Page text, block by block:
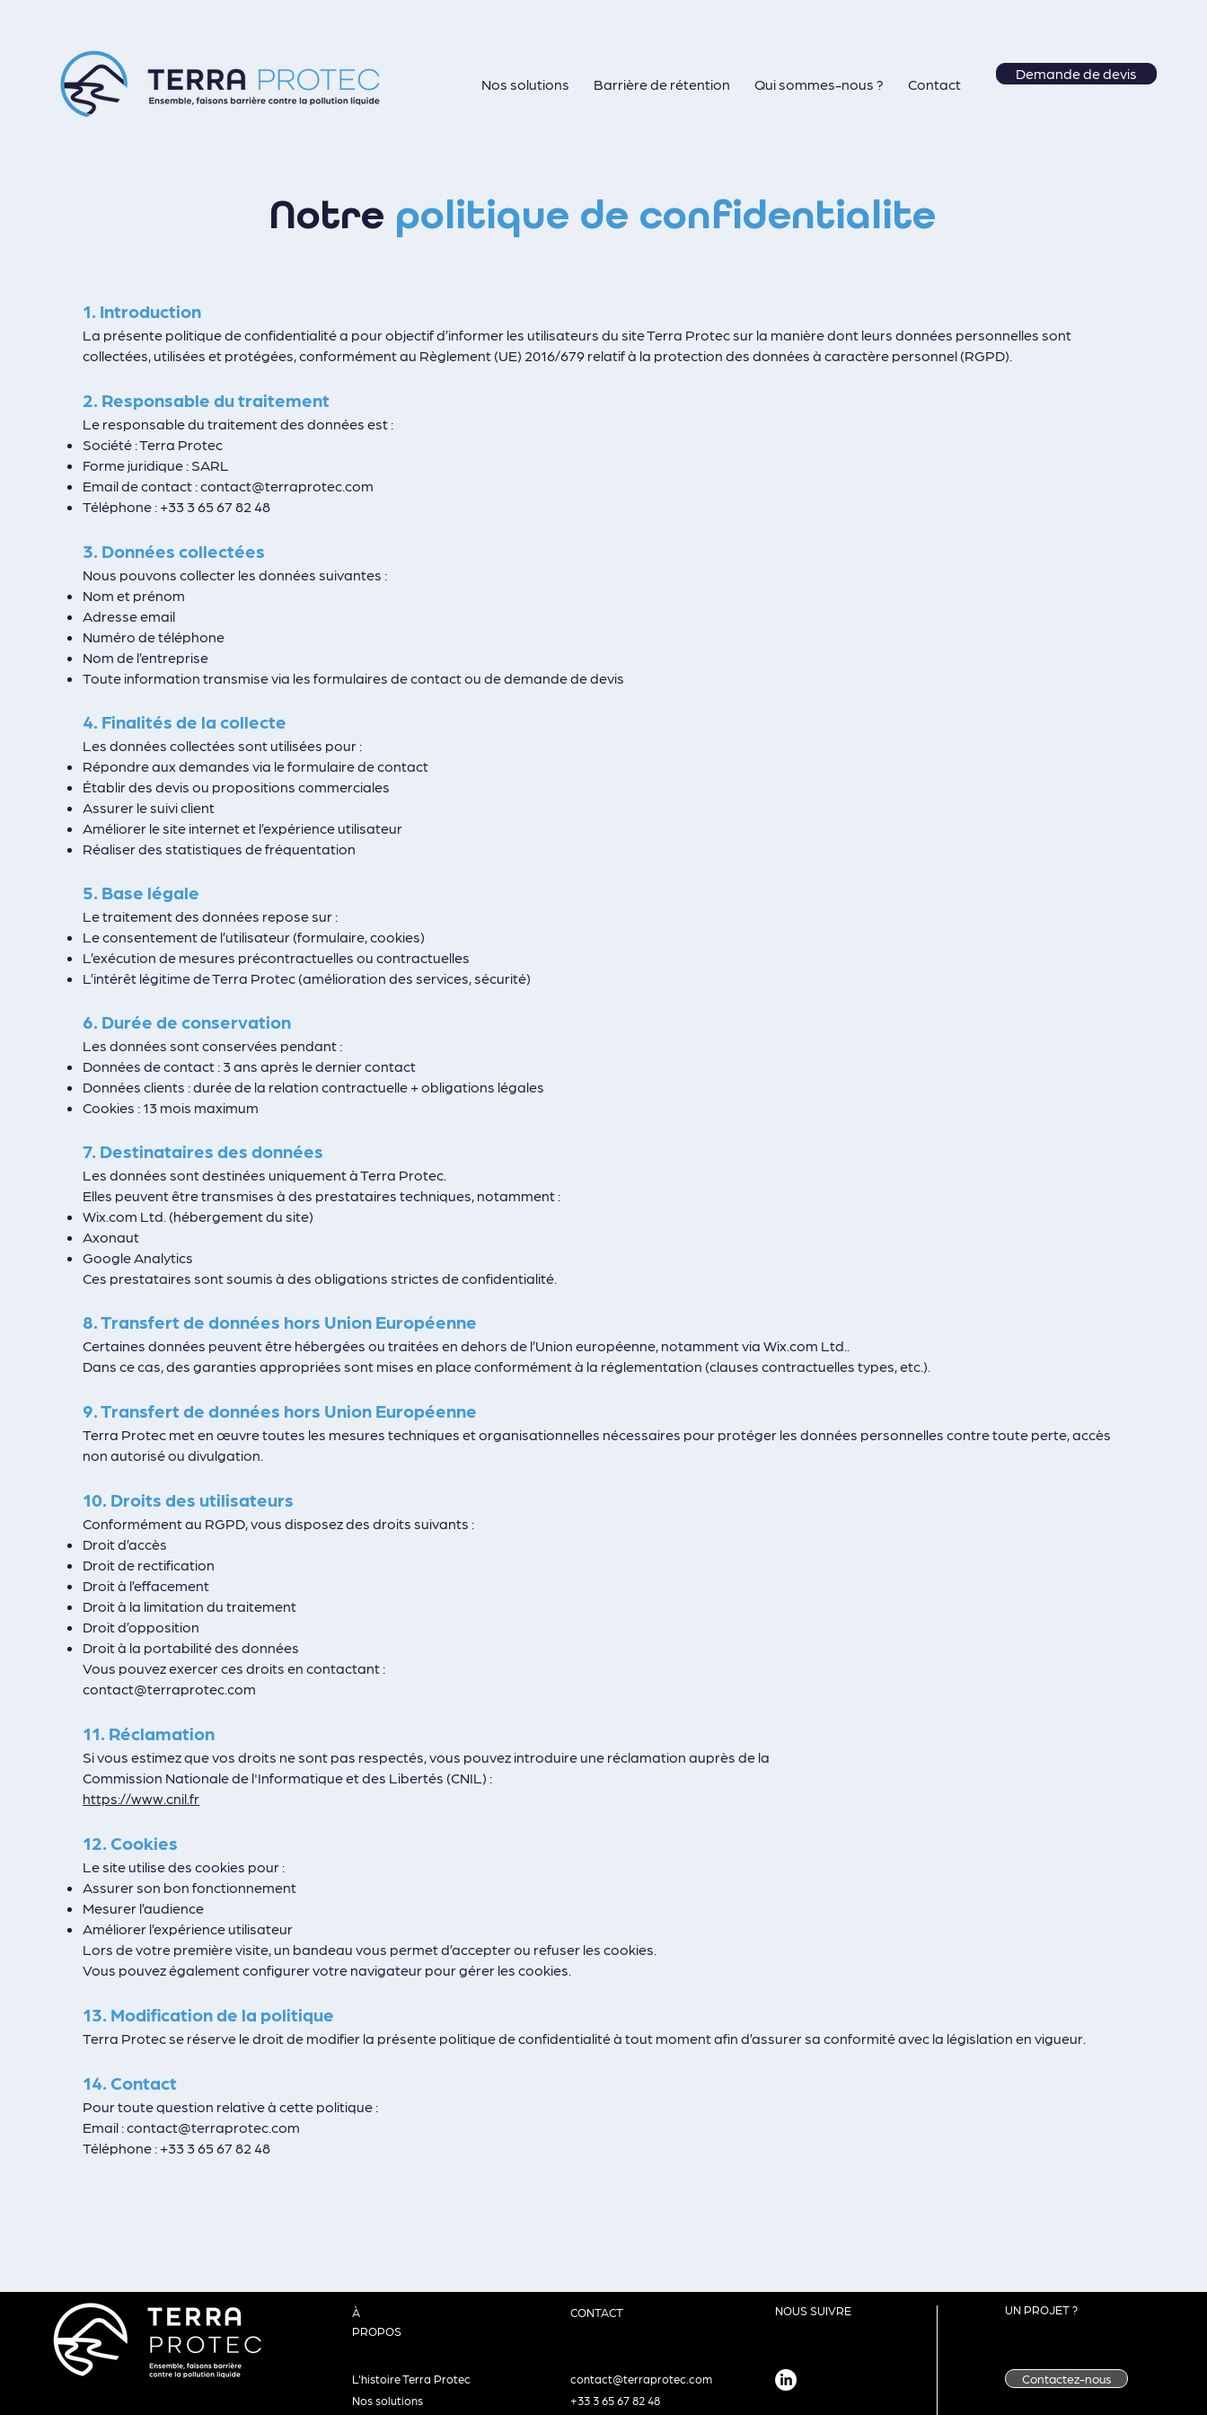
Nos solutions Barrière de rétention Qui sommes-nous ? Contact
Demande de devis
Notre politique de confidentialite
1. Introduction
La présente politique de confidentialité a pour objectif d’informer les utilisateurs du site Terra Protec sur la manière dont leurs données personnelles sont
collectées, utilisées et protégées, conformément au Règlement (UE) 2016/679 relatif à la protection des données à caractère personnel (RGPD).
2. Responsable du traitement
Le responsable du traitement des données est :
Société : Terra Protec
Forme juridique : SARL
Email de contact :contact@terraprotec.com
Téléphone : +33 3 65 67 82 48
3. Données collectées
Nous pouvons collecter les données suivantes :
Nom et prénom
Adresse email
Numéro de téléphone
Nom de l’entreprise
Toute information transmise via les formulaires de contact ou de demande de devis
4. Finalités de la collecte
Les données collectées sont utilisées pour :
Répondre aux demandes via le formulaire de contact
Établir des devis ou propositions commerciales
Assurer le suivi client
Améliorer le site internet et l’expérience utilisateur
Réaliser des statistiques de fréquentation
5. Base légale
Le traitement des données repose sur :
Le consentement de l’utilisateur (formulaire, cookies)
L’exécution de mesures précontractuelles ou contractuelles
L’intérêt légitime de Terra Protec (amélioration des services, sécurité)
6. Durée de conservation
Les données sont conservées pendant :
Données de contact : 3 ans après le dernier contact
Données clients : durée de la relation contractuelle + obligations légales
Cookies : 13 mois maximum
7. Destinataires des données
Les données sont destinées uniquement à Terra Protec.
Elles peuvent être transmises à des prestataires techniques, notamment :
Wix.com Ltd. (hébergement du site)
Axonaut
Google Analytics
Ces prestataires sont soumis à des obligations strictes de confidentialité.
8. Transfert de données hors Union Européenne
Certaines données peuvent être hébergées ou traitées en dehors de l’Union européenne, notamment via Wix.com Ltd..
Dans ce cas, des garanties appropriées sont mises en place conformément à la réglementation (clauses contractuelles types, etc.).
9. Transfert de données hors Union Européenne
Terra Protec met en œuvre toutes les mesures techniques et organisationnelles nécessaires pour protéger les données personnelles contre toute perte, accès
non autorisé ou divulgation.
10. Droits des utilisateurs
Conformément au RGPD, vous disposez des droits suivants :
Droit d’accès
Droit de rectification
Droit à l’effacement
Droit à la limitation du traitement
Droit d’opposition
Droit à la portabilité des données
Vous pouvez exercer ces droits en contactant :
contact@terraprotec.com
11. Réclamation
Si vous estimez que vos droits ne sont pas respectés, vous pouvez introduire une réclamation auprès de la
Commission Nationale de l'Informatique et des Libertés (CNIL) :
https://www.cnil.fr
12. Cookies
Le site utilise des cookies pour :
Assurer son bon fonctionnement
Mesurer l’audience
Améliorer l’expérience utilisateur
Lors de votre première visite, un bandeau vous permet d’accepter ou refuser les cookies.
Vous pouvez également configurer votre navigateur pour gérer les cookies.
13. Modification de la politique
Terra Protec se réserve le droit de modifier la présente politique de confidentialité à tout moment afin d’assurer sa conformité avec la législation en vigueur.
14. Contact
Pour toute question relative à cette politique :
Email :contact@terraprotec.com
Téléphone : +33 3 65 67 82 48
À
PROPOS
L'histoire Terra Protec
Nos solutions
CONTACT NOUS SUIVRE UN PROJET ?
contact@terraprotec.com
+33 3 65 67 82 48
Contactez-nous